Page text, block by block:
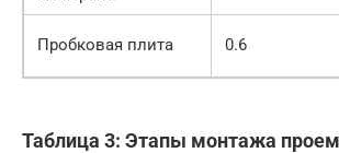
Пробковая плита 0.6
Таблица 3: Этапы монтажа